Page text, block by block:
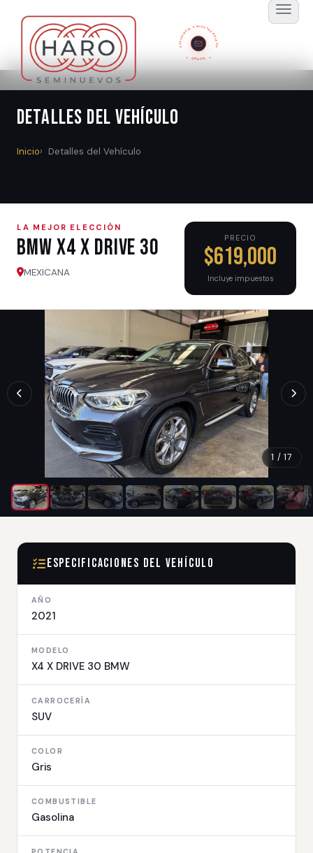
SUSCRÍBETE A NUESTRO BOLETÍN
GRATIS
Detalles del Vehículo
Inicio Detalles del Vehículo
LA MEJOR ELECCIÓN
BMW X4 X DRIVE 30
MEXICANA
PRECIO
$619,000
Incluye impuestos
1 / 17
Especificaciones del Vehículo
AÑO
2021
MODELO
X4 X DRIVE 30 BMW
CARROCERÍA
SUV
COLOR
Gris
COMBUSTIBLE
Gasolina